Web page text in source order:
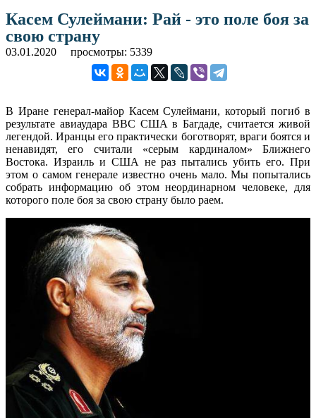
Касем Сулеймани: Рай - это поле боя за
свою страну
03.01.2020 просмотры: 5339
В Иране генерал-майор Касем Сулеймани, который погиб в
результате авиаудара ВВС США в Багдаде, считается живой
легендой. Иранцы его практически боготворят, враги боятся и
ненавидят, его считали «серым кардиналом» Ближнего
Востока. Израиль и США не раз пытались убить его. При
этом о самом генерале известно очень мало. Мы попытались
собрать информацию об этом неординарном человеке, для
которого поле боя за свою страну было раем.